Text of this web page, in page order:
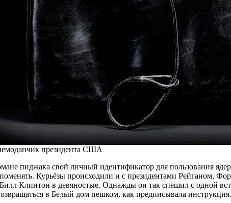
президента США
пиджака свой личный идентификатор для пользования
Курьёзы происходили и с президентами Рейганом,
Клинтон в девяностые. Однажды он так спешил с одной
в Белый дом пешком, как предписывала инструкция.